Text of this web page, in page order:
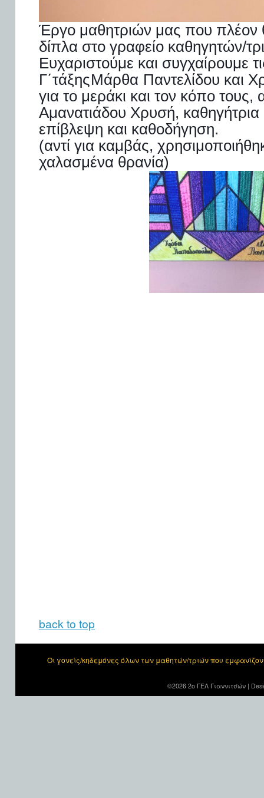
Έργο μαθητριών μας που πλέον
δίπλα στο γραφείο καθηγητών/
Ευχαριστούμε και συγχαίρουμε
Γ΄τάξηςΜάρθα Παντελίδου και
για το μεράκι και τον κόπο τους,
Αμανατιάδου Χρυσή, καθηγήτρια
επίβλεψη και καθοδήγηση.
(αντί για καμβάς,
χαλασμένα θρανία)
back to top
Οι γονείς/κηδεμόνες όλων των μαθητών/τριών που
©2026 2ο ΓΕΛ Γιαννιτσών |